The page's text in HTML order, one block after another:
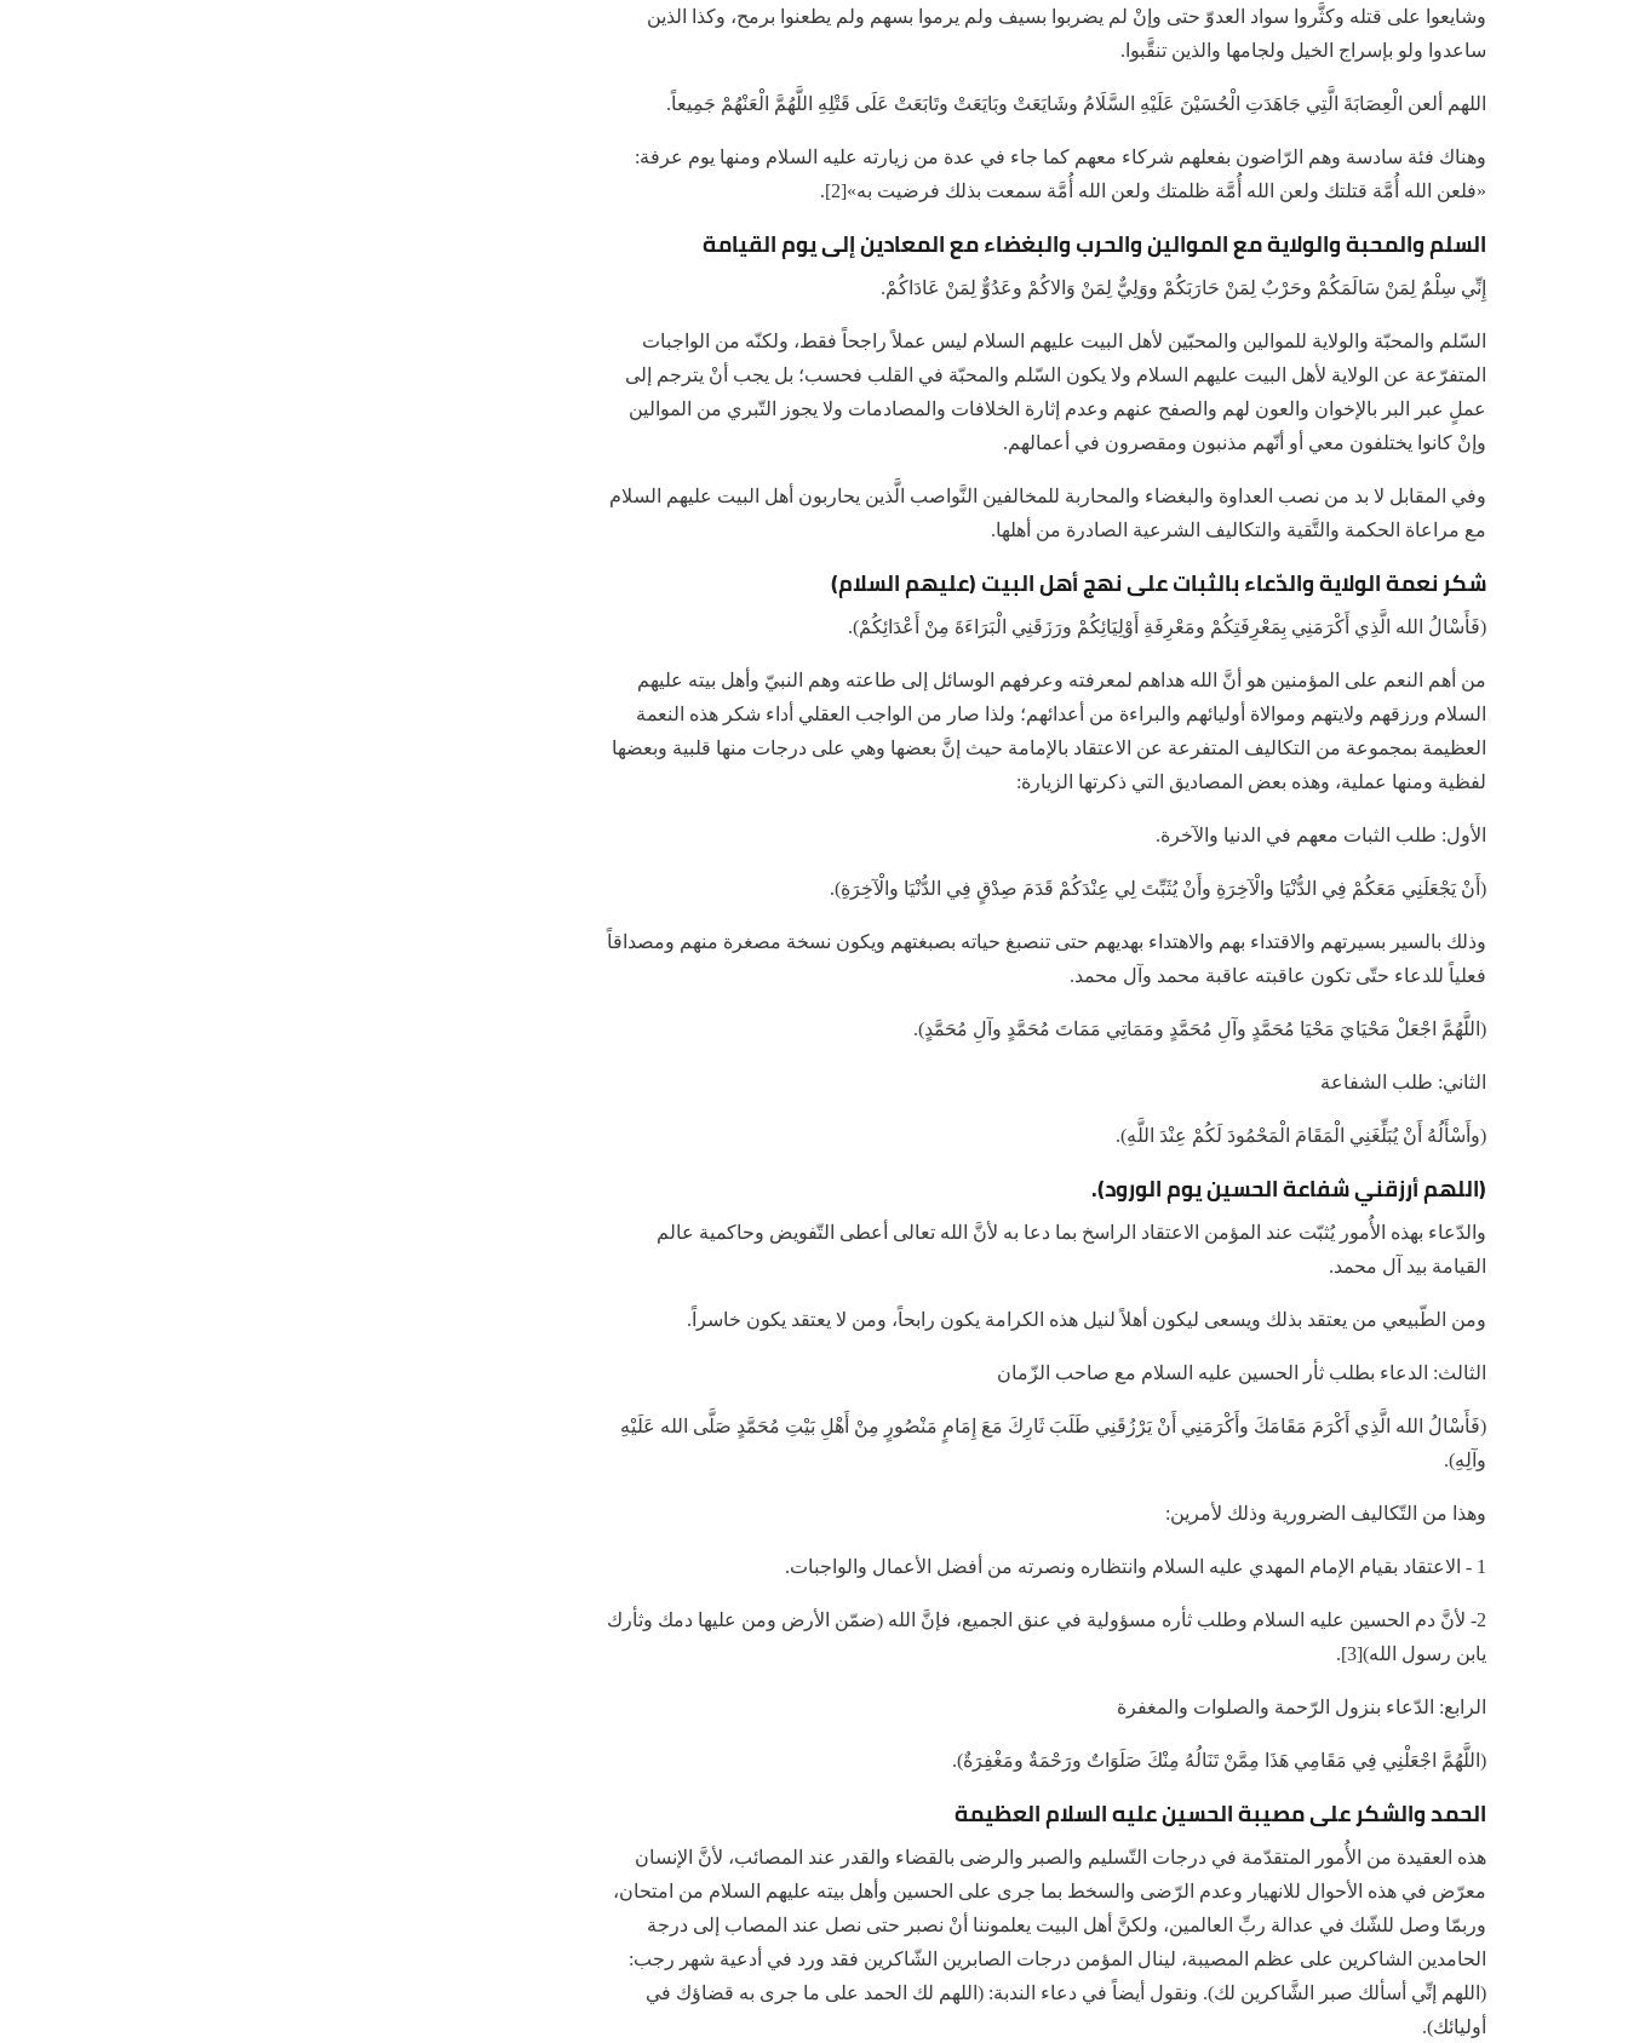
وشايعوا على قتله وكثَّروا سواد العدوّ حتى وإنْ لم يضربوا بسيف ولم يرموا بسهم ولم يطعنوا برمح، وكذا الذين
ساعدوا ولو بإسراج الخيل ولجامها والذين تنقَّبوا.
اللهم ألعن الْعِصَابَةَ الَّتِي جَاهَدَتِ الْحُسَيْنَ عَلَيْهِ السَّلَامُ وشَايَعَتْ وبَايَعَتْ وتَابَعَتْ عَلَى قَتْلِهِ اللَّهُمَّ الْعَنْهُمْ جَمِيعاً.
وهناك فئة سادسة وهم الرّاضون بفعلهم شركاء معهم كما جاء في عدة من زيارته عليه السلام ومنها يوم عرفة:
«فلعن الله أُمَّة قتلتك ولعن الله أُمَّة ظلمتك ولعن الله أُمَّة سمعت بذلك فرضيت به»[2].
السلم والمحبة والولاية مع الموالين والحرب والبغضاء مع المعادين إلى يوم القيامة
إِنِّي سِلْمٌ لِمَنْ سَالَمَكُمْ وحَرْبٌ لِمَنْ حَارَبَكُمْ ووَلِيٌّ لِمَنْ وَالاكُمْ وعَدُوٌّ لِمَنْ عَادَاكُمْ.
السّلم والمحبّة والولاية للموالين والمحبّين لأهل البيت عليهم السلام ليس عملاً راجحاً فقط، ولكنّه من الواجبات
المتفرّعة عن الولاية لأهل البيت عليهم السلام ولا يكون السّلم والمحبّة في القلب فحسب؛ بل يجب أنْ يترجم إلى
عملٍ عبر البر بالإخوان والعون لهم والصفح عنهم وعدم إثارة الخلافات والمصادمات ولا يجوز التّبري من الموالين
وإنْ كانوا يختلفون معي أو أنّهم مذنبون ومقصرون في أعمالهم.
وفي المقابل لا بد من نصب العداوة والبغضاء والمحاربة للمخالفين النَّواصب الَّذين يحاربون أهل البيت عليهم السلام
مع مراعاة الحكمة والتَّقية والتكاليف الشرعية الصادرة من أهلها.
شكر نعمة الولاية والدّعاء بالثبات على نهج أهل البيت (عليهم السلام)
(فَأَسْالُ الله الَّذِي أَكْرَمَنِي بِمَعْرِفَتِكُمْ ومَعْرِفَةِ أَوْلِيَائِكُمْ ورَزَقَنِي الْبَرَاءَةَ مِنْ أَعْدَائِكُمْ).
من أهم النعم على المؤمنين هو أنَّ الله هداهم لمعرفته وعرفهم الوسائل إلى طاعته وهم النبيّ وأهل بيته عليهم
السلام ورزقهم ولايتهم وموالاة أوليائهم والبراءة من أعدائهم؛ ولذا صار من الواجب العقلي أداء شكر هذه النعمة
العظيمة بمجموعة من التكاليف المتفرعة عن الاعتقاد بالإمامة حيث إنَّ بعضها وهي على درجات منها قلبية وبعضها
لفظية ومنها عملية، وهذه بعض المصاديق التي ذكرتها الزيارة:
الأول: طلب الثبات معهم في الدنيا والآخرة.
(أَنْ يَجْعَلَنِي مَعَكُمْ فِي الدُّنْيَا والْآخِرَةِ وأَنْ يُثَبِّتَ لِي عِنْدَكُمْ قَدَمَ صِدْقٍ فِي الدُّنْيَا والْآخِرَةِ).
وذلك بالسير بسيرتهم والاقتداء بهم والاهتداء بهديهم حتى تنصبغ حياته بصبغتهم ويكون نسخة مصغرة منهم ومصداقاً
فعلياً للدعاء حتّى تكون عاقبته عاقبة محمد وآل محمد.
(اللَّهُمَّ اجْعَلْ مَحْيَايَ مَحْيَا مُحَمَّدٍ وآلِ مُحَمَّدٍ ومَمَاتِي مَمَاتَ مُحَمَّدٍ وآلِ مُحَمَّدٍ).
الثاني: طلب الشفاعة
(وأَسْأَلُهُ أَنْ يُبَلِّغَنِي الْمَقَامَ الْمَحْمُودَ لَكُمْ عِنْدَ اللَّهِ).
(اللهم أرزقني شفاعة الحسين يوم الورود).
والدّعاء بهذه الأُمور يُثبّت عند المؤمن الاعتقاد الراسخ بما دعا به لأنَّ الله تعالى أعطى التّفويض وحاكمية عالم
القيامة بيد آل محمد.
ومن الطّبيعي من يعتقد بذلك ويسعى ليكون أهلاً لنيل هذه الكرامة يكون رابحاً، ومن لا يعتقد يكون خاسراً.
الثالث: الدعاء بطلب ثأر الحسين عليه السلام مع صاحب الزّمان
(فَأَسْالُ الله الَّذِي أَكْرَمَ مَقَامَكَ وأَكْرَمَنِي أَنْ يَرْزُقَنِي طَلَبَ ثَارِكَ مَعَ إِمَامٍ مَنْصُورٍ مِنْ أَهْلِ بَيْتِ مُحَمَّدٍ صَلَّى الله عَلَيْهِ
وآلِهِ).
وهذا من التّكاليف الضرورية وذلك لأمرين:
1 - الاعتقاد بقيام الإمام المهدي عليه السلام وانتظاره ونصرته من أفضل الأعمال والواجبات.
2- لأنَّ دم الحسين عليه السلام وطلب ثأره مسؤولية في عنق الجميع، فإنَّ الله (ضمّن الأرض ومن عليها دمك وثأرك
يابن رسول الله)[3].
الرابع: الدّعاء بنزول الرّحمة والصلوات والمغفرة
(اللَّهُمَّ اجْعَلْنِي فِي مَقَامِي هَذَا مِمَّنْ تَنَالُهُ مِنْكَ صَلَوَاتٌ ورَحْمَةٌ ومَغْفِرَةٌ).
الحمد والشكر على مصيبة الحسين عليه السلام العظيمة
هذه العقيدة من الأُمور المتقدّمة في درجات التّسليم والصبر والرضى بالقضاء والقدر عند المصائب، لأنَّ الإنسان
معرّض في هذه الأحوال للانهيار وعدم الرّضى والسخط بما جرى على الحسين وأهل بيته عليهم السلام من امتحان،
وربمّا وصل للشّك في عدالة ربِّ العالمين، ولكنَّ أهل البيت يعلموننا أنْ نصبر حتى نصل عند المصاب إلى درجة
الحامدين الشاكرين على عظم المصيبة، لينال المؤمن درجات الصابرين الشّاكرين فقد ورد في أدعية شهر رجب:
(اللهم إنِّي أسألك صبر الشَّاكرين لك). ونقول أيضاً في دعاء الندبة: (اللهم لك الحمد على ما جرى به قضاؤك في
أوليائك).